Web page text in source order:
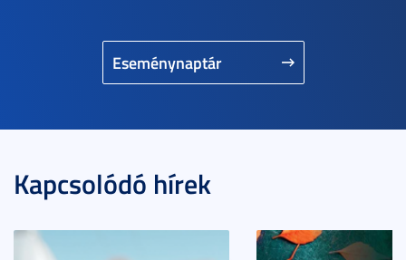
Eseménynaptár
Kapcsolódó hírek